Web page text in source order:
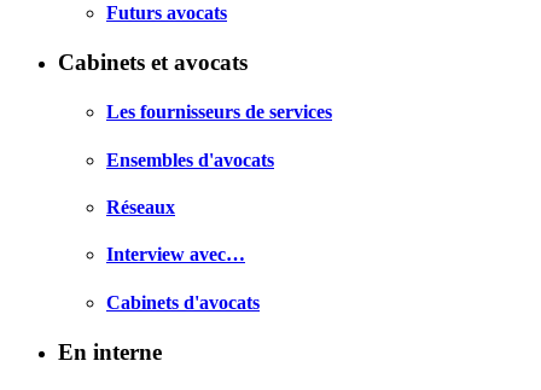
Futurs avocats
Cabinets et avocats
Les fournisseurs de services
Ensembles d'avocats
Réseaux
Interview avec…
Cabinets d'avocats
En interne